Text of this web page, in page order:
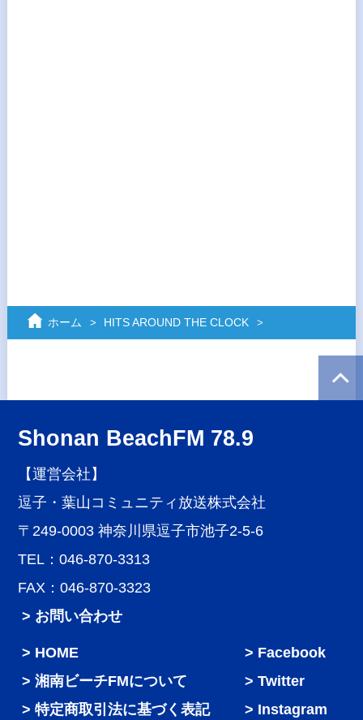
ホーム HITS AROUND THE CLOCK
Shonan BeachFM 78.9
【運営会社】
逗子・葉山コミュニティ放送株式会社
〒249-0003 神奈川県逗子市池子2-5-6
TEL：046-870-3313
FAX：046-870-3323
> お問い合わせ
HOME
湘南ビーチFMについて
特定商取引法に基づく表記
Facebook
Twitter
Instagram